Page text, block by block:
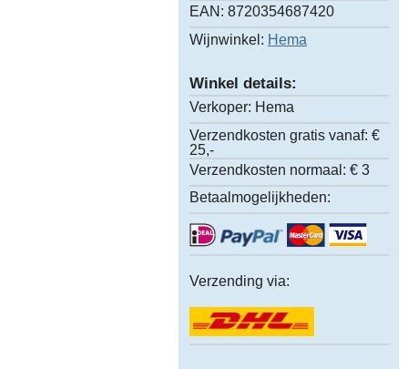
EAN: 8720354687420
Wijnwinkel: Hema
Winkel details:
Verkoper: Hema
Verzendkosten gratis vanaf: €
25,-
Verzendkosten normaal: € 3
Betaalmogelijkheden:
Verzending via: